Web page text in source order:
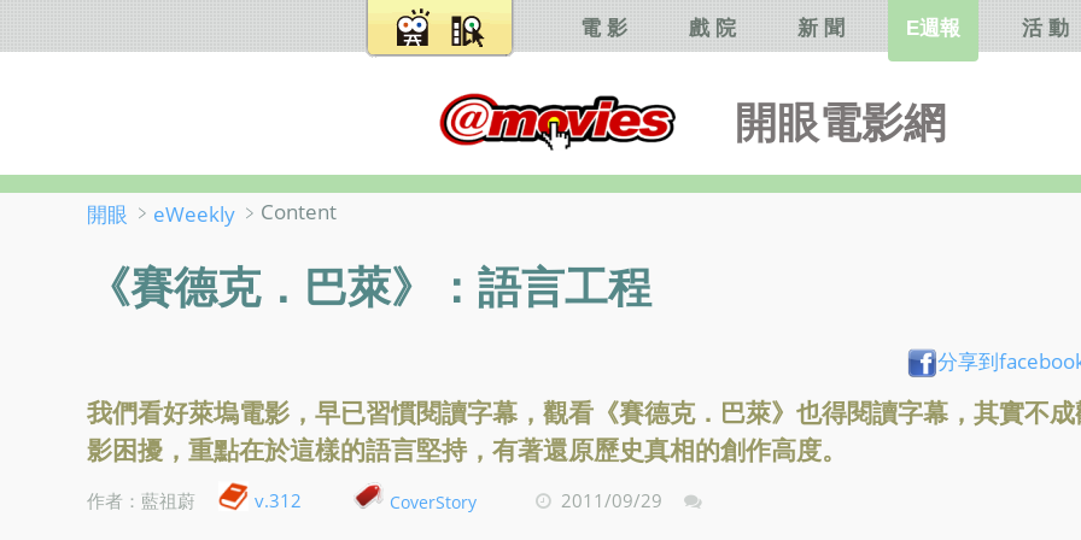
開眼電影網
電 影 戲 院 新 聞 E週報 活 動
開眼 ﹥ eWeekly ﹥Content
《賽德克．巴萊》：語言工程
分享到
我們看好萊塢電影，早已習慣閱讀字幕，觀看《賽德克．巴萊》也得閱讀字幕，其實不
影困擾，重點在於這樣的語言堅持，有著還原歷史真相的創作高度。
作者：藍祖蔚 v.312 CoverStory 2011/09/29